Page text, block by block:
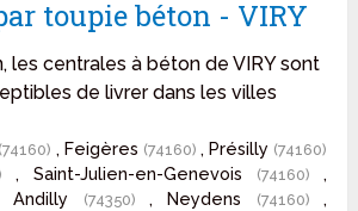
toupie béton - VIRY
les centrales à béton de VIRY sont
de livrer dans les villes
(74160) , Feigères (74160) , Présilly (74160)
, Saint-Julien-en-Genevois (74160) ,
Andilly (74350) , Neydens (74160) ,